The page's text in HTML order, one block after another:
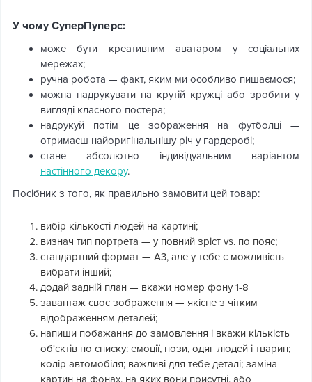
У чому СуперПуперс:
може бути креативним аватаром у соціальних
мережах;
ручна робота — факт, яким ми особливо пишаємося;
можна надрукувати на крутій кружці або зробити у
вигляді класного постера;
надрукуй потім це зображення на футболці —
отримаєш найоригінальнішу річ у гардеробі;
стане абсолютно індивідуальним варіантом
настінного декору.
Посібник з того, як правильно замовити цей товар:
вибір кількості людей на картині;
визнач тип портрета — у повний зріст vs. по пояс;
стандартний формат — А3, але у тебе є можливість
вибрати інший;
додай задній план — вкажи номер фону 1-8
завантаж своє зображення — якісне з чітким
відображенням деталей;
напиши побажання до замовлення і вкажи кількість
об'єктів по списку: емоції, пози, одяг людей і тварин;
колір автомобіля; важливі для тебе деталі; заміна
картин на фонах, на яких вони присутні, або